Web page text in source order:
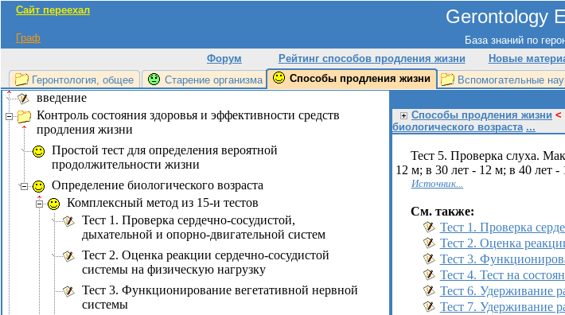
Сайт переехал Gerontology
База знаний по
Граф
Форум
Рейтинг способов продления жизни Новые
Геронтология, общее
Старение организма Способы продления жизни Вспомогательные
введение
Контроль состояния здоровья и эффективности средств
продления жизни
Простой тест для определения вероятной
продолжительности жизни
Определение биологического возраста
Комплексный метод из 15-и тестов
Тест 1. Проверка сердечно-сосудистой,
дыхательной и опорно-двигательной систем
Тест 2. Оценка реакции сердечно-сосудистой
системы на физическую нагрузку
Тест 3. Функционирование вегетативной нервной
системы
Способы продления жизни <
биологического возраста ...
Тест 5. Проверка слуха.
12 м; в 30 лет - 12 м; в 40 лет
Источник...
См. также:
Тест 1. Проверка
Тест 2. Оценка
Тест 3.
Тест 4. Тест на
Тест 6. Удерживание
Тест 7. Удерживание